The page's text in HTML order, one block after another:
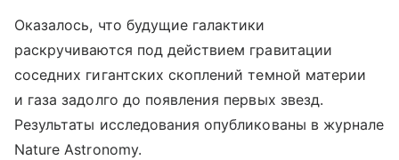
Оказалось, что будущие галактики
раскручиваются под действием гравитации
соседних гигантских скоплений темной материи
и газа задолго до появления первых звезд.
Результаты исследования опубликованы в журнале
Nature Astronomy.